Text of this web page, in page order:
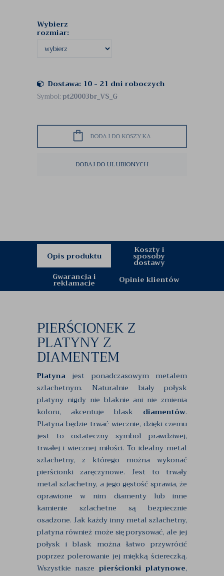
Wybierz
rozmiar:
Dostawa: 10 - 21 dni roboczych
Symbol:pt20003br_VS_G
DODAJ DO KOSZYKA
DODAJ DO ULUBIONYCH
Opis produktu
Koszty i
sposoby
dostawy
Gwarancja i
reklamacje Opinie klientów
PIERŚCIONEK Z
PLATYNY Z
DIAMENTEM
Platyna jest ponadczasowym metalem
szlachetnym. Naturalnie biały połysk
platyny nigdy nie blaknie ani nie zmienia
koloru, akcentuje blask diamentów.
Platyna będzie trwać wiecznie, dzięki czemu
jest to ostateczny symbol prawdziwej,
trwałej i wiecznej miłości. To idealny metal
szlachetny, z którego można wykonać
pierścionki zaręczynowe. Jest to trwały
metal szlachetny, a jego gęstość sprawia, że
oprawione w nim diamenty lub inne
kamienie szlachetne są bezpiecznie
osadzone. Jak każdy inny metal szlachetny,
platyna również może się porysować, ale jej
połysk i blask można łatwo przywrócić
poprzez polerowanie jej miękką ściereczką.
Wszystkie nasze pierścionki platynowe,